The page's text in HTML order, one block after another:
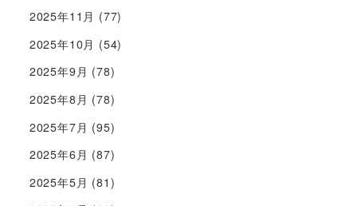
2025年11月 (77)
2025年10月 (54)
2025年9月 (78)
2025年8月 (78)
2025年7月 (95)
2025年6月 (87)
2025年5月 (81)